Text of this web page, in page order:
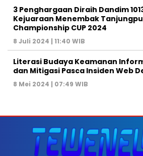
3 Penghargaan Diraih Dandim
Kejuaraan Menembak
Championship CUP 2024
8 Juli 2024 | 11:40 WIB
Literasi Budaya Keamanan
dan Mitigasi Pasca Insiden Web
8 Mei 2024 | 07:49 WIB